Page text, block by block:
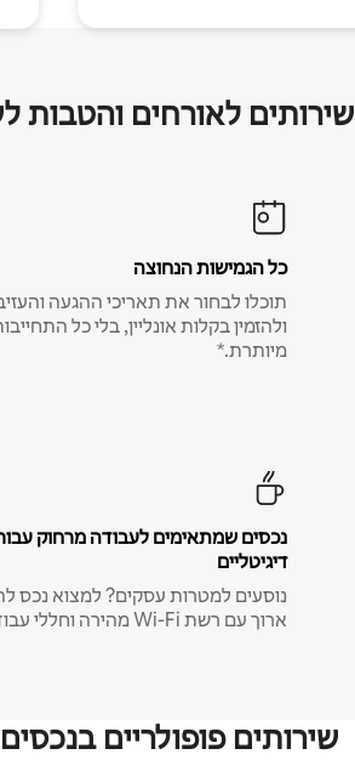
שירותים לאורחים והטבות
כל הגמישות הנחוצה
תוכלו לבחור את תאריכי ההגעה
ולהזמין בקלות אונליין, בלי כל
מיותרת.*
נכסים שמתאימים לעבודה מרחוק עבור
דיגיטליים
נוסעים למטרות עסקים? למצוא נכס
ארוך עם רשת Wi-Fi מהירה וחללי עבודה ייעודיים.
שירותים פופולריים